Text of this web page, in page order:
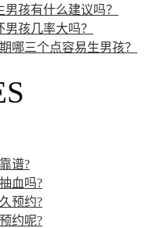
孩有什么建议吗？
孩几率大吗？
哪三个点容易生男孩？
谱?
血吗?
预约?
约呢?